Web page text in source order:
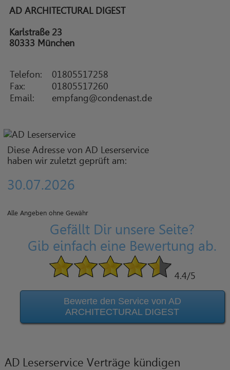
AD ARCHITECTURAL DIGEST
Karlstraße 23
80333 München
Telefon:
01805517258
Fax:
01805517260
Email:
empfang@condenast.de
Diese Adresse von AD Leserservice
haben wir zuletzt geprüft am:
30.07.2026
Alle Angeben ohne Gewähr
Gefällt Dir unsere Seite?
Gib einfach eine Bewertung ab.
4.4/5
Bewerte den Service von AD
ARCHITECTURAL DIGEST
AD Leserservice Verträge kündigen